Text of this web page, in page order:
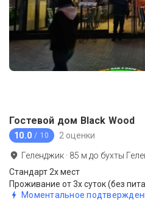
Гостевой дом Black Wood
10.0 / 10 2 оценки
Геленджик · 85 м до бухты
Стандарт 2х мест
Проживание от 3х суток (без
Моментальное